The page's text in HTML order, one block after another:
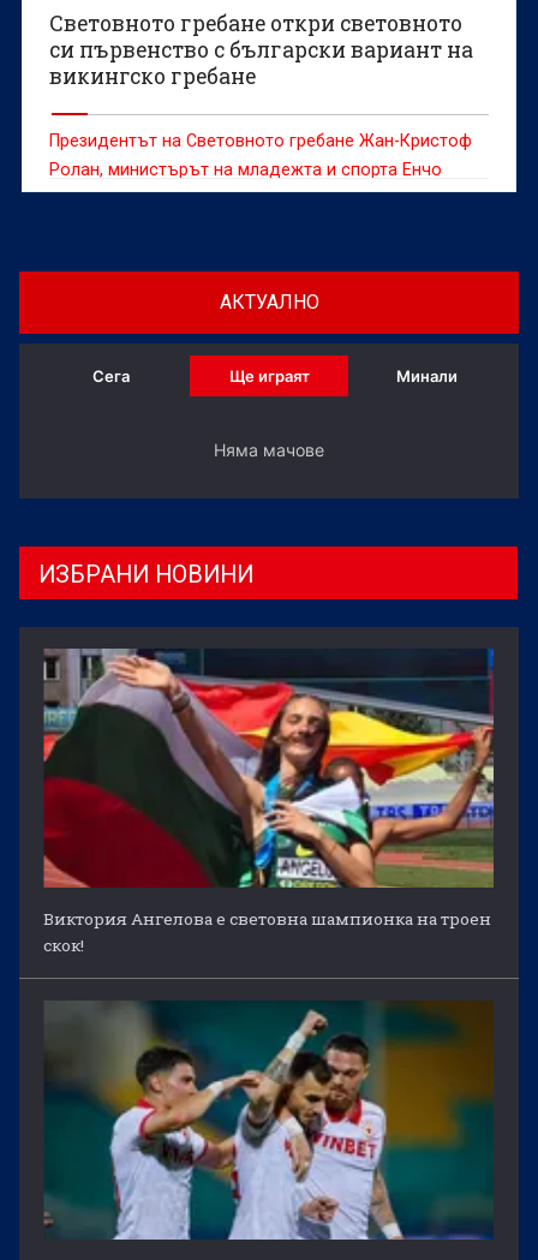
Световното гребане откри световното
си първенство с български вариант на
викингско гребане
Президентът на Световното гребане Жан-Кристоф
Ролан, министърът на младежта и спорта Енчо
Керязов и председателят на Българския
АКТУАЛНО
Сега Ще играят Минали
Няма мачове
ИЗБРАНИ НОВИНИ
Виктория Ангелова е световна шампионка на троен
скок!